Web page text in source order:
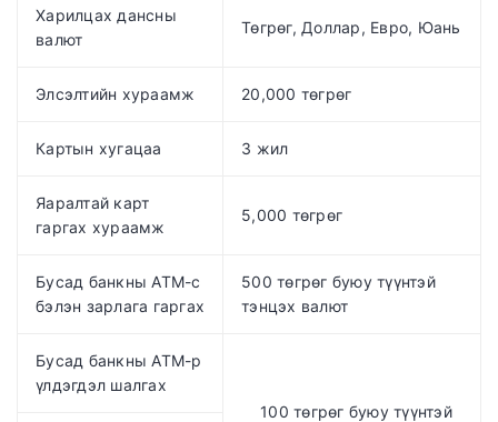
Харилцах дансны
валют
Төгрөг, Доллар, Eвро, Юань
Элсэлтийн хураамж 20,000 төгрөг
Картын хугацаа 3 жил
Яаралтай карт
гаргах хураамж
5,000 төгрөг
Бусад банкны АТМ-с
бэлэн зарлага гаргах
500 төгрөг буюу түүнтэй
тэнцэх валют
Бусад банкны АТМ-р
үлдэгдэл шалгах
100 төгрөг буюу түүнтэй